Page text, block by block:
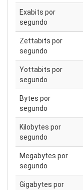
Exabits por
segundo
Zettabits por
segundo
Yottabits por
segundo
Bytes por
segundo
Kilobytes por
segundo
Megabytes por
segundo
Gigabytes por